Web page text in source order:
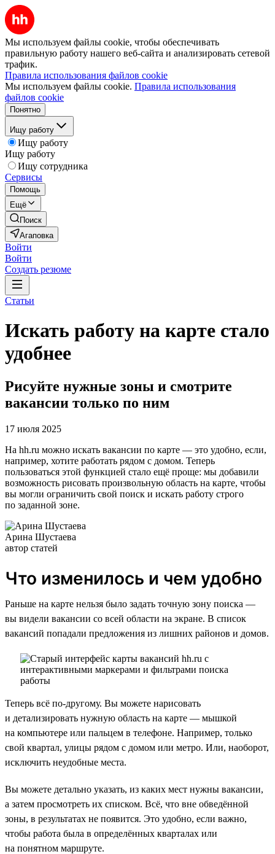
Мы используем файлы cookie, чтобы обеспечивать
правильную работу нашего веб-сайта и анализировать сетевой
трафик.
Правила использования файлов cookie
Мы используем файлы cookie. Правила использования
файлов cookie
Понятно
Ищу работу
Ищу работу
Ищу работу
Ищу сотрудника
Сервисы
Помощь
Ещё
Поиск
Агаповка
Войти
Войти
Создать резюме
Статьи
Искать работу на карте стало
удобнее
Рисуйте нужные зоны и смотрите
вакансии только по ним
17 июля 2025
На hh.ru можно искать вакансии по карте — это удобно, если,
например, хотите работать рядом с домом. Теперь
пользоваться этой функцией стало ещё проще: мы добавили
возможность рисовать произвольную область на карте, чтобы
вы могли ограничить свой поиск и искать работу строго
по заданной зоне.
Арина Шустаева
автор статей
Что изменилось и чем удобно
Раньше на карте нельзя было задать точную зону поиска —
вы видели вакансии со всей области на экране. В список
вакансий попадали предложения из лишних районов и домов.
Теперь всё по-другому. Вы можете нарисовать
и детализировать нужную область на карте — мышкой
на компьютере или пальцем в телефоне. Например, только
свой квартал, улицы рядом с домом или метро. Или, наоборот,
исключить неудобные места.
Вы можете детально указать, из каких мест нужны вакансии,
а затем просмотреть их списком. Всё, что вне обведённой
зоны, в результатах не появится. Это удобно, если важно,
чтобы работа была в определённых кварталах или
на понятном маршруте.